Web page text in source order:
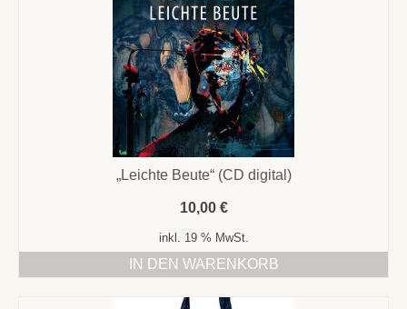
„Leichte Beute“ (CD digital)
10,00 €
inkl. 19 % MwSt.
IN DEN WARENKORB